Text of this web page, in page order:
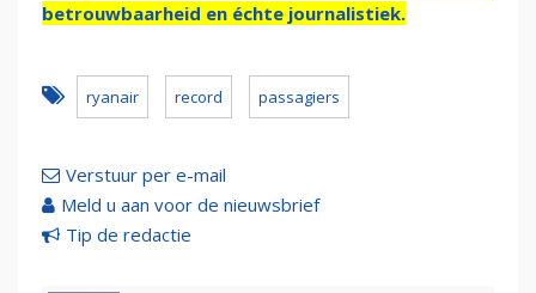
betrouwbaarheid en échte journalistiek.
ryanair record passagiers
Verstuur per e-mail
Meld u aan voor de nieuwsbrief
Tip de redactie